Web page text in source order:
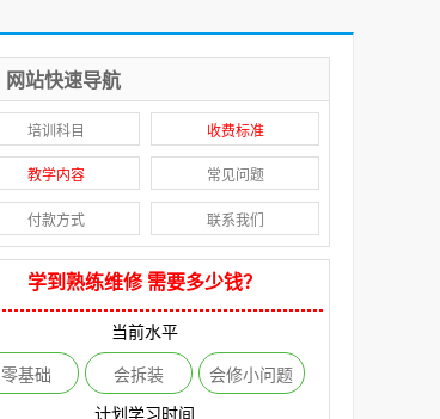
网站快速导航
培训科目 收费标准
教学内容 常见问题
付款方式 联系我们
学到熟练维修 需要多少钱？
当前水平
零基础
会拆装
会修小问题
计划学习时间